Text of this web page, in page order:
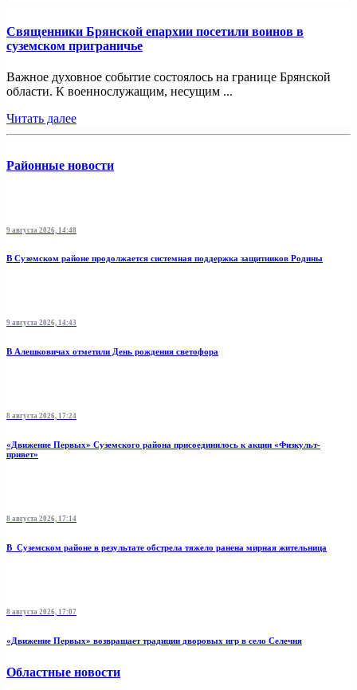
Священники Брянской епархии посетили воинов в
суземском приграничье
Важное духовное событие состоялось на границе Брянской
области. К военнослужащим, несущим ...
Читать далее
Районные новости
9 августа 2026, 14:48
В Суземском районе продолжается системная поддержка защитников Родины
9 августа 2026, 14:43
В Алешковичах отметили День рождения светофора
8 августа 2026, 17:24
«Движение Первых» Суземского района присоединилось к акции «Физкульт-
привет»
8 августа 2026, 17:14
В Суземском районе в результате обстрела тяжело ранена мирная жительница
8 августа 2026, 17:07
«Движение Первых» возвращает традиции дворовых игр в село Селечня
Областные новости